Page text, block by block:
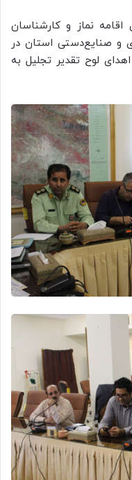
نماز و کارشناسان
و صنایع‌دستی استان در
اهدای لوح تقدیر تجلیل به